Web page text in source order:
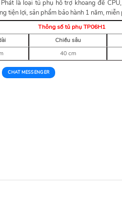
là loại tủ phụ hỗ trợ khoang để
tiện lợi, sản phẩm bảo hành 1 năm,
Thông số tủ phụ TP06H1
Chiều sâu
40 cm
CHAT MESSENGER